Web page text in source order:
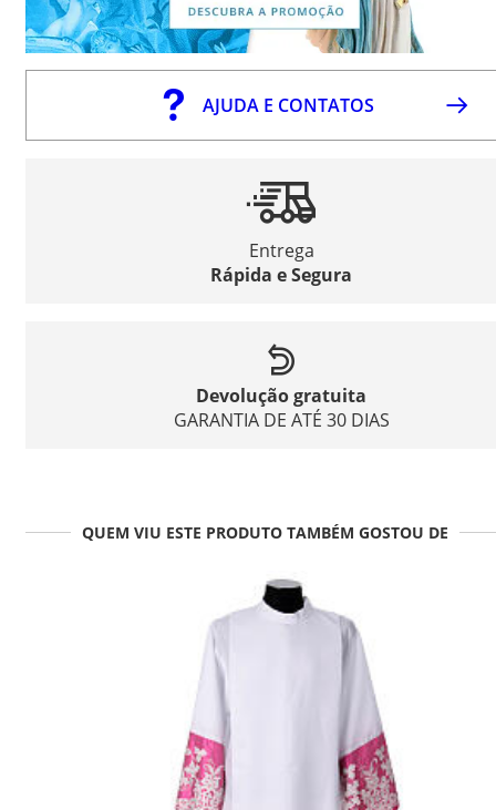
AJUDA E CONTATOS
Entrega
Rápida e Segura
Devolução gratuita
GARANTIA DE ATÉ 30 DIAS
QUEM VIU ESTE PRODUTO TAMBÉM GOSTOU DE